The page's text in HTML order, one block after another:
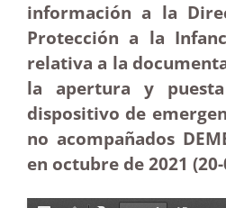
información a la
Protección a la
relativa a la
la apertura y
dispositivo de
no acompañados
en octubre de 2021